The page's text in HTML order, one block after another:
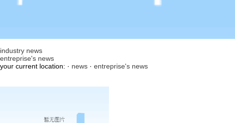
industry news
entreprise's news
your current location: · news · entreprise's news